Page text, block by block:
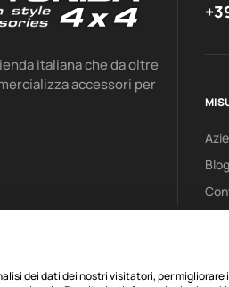
italiana che da oltre
accessori per
Blog
dei dati dei nostri visitatori, per